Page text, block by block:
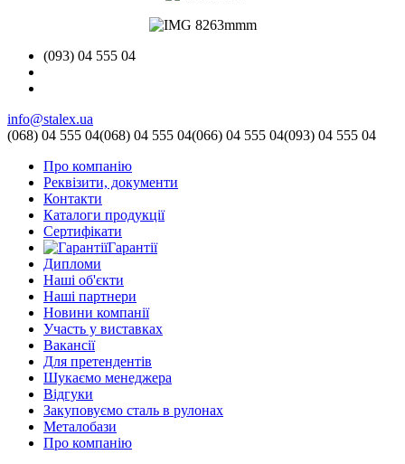
(093) 04 555 04
info@stalex.ua
(068) 04 555 04(068) 04 555 04(066) 04 555 04(093) 04 555 04
Про компанію
Реквізити, документи
Контакти
Каталоги продукції
Сертифікати
Гарантії
Дипломи
Наші об'єкти
Наші партнери
Новини компанії
Участь у виставках
Вакансії
Для претендентів
Шукаємо менеджера
Відгуки
Закуповуємо сталь в рулонах
Металобази
Про компанію